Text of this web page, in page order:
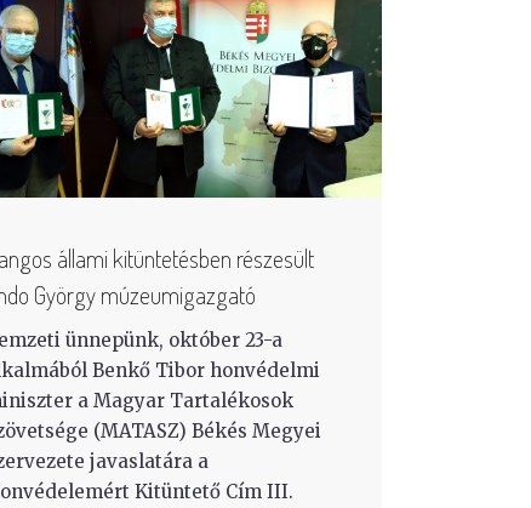
állami kitüntetésben részesült
György múzeumigazgató
ünnepünk, október 23-a
Benkő Tibor honvédelmi
a Magyar Tartalékosok
(MATASZ) Békés Megyei
javaslatára a
Kitüntető Cím III.